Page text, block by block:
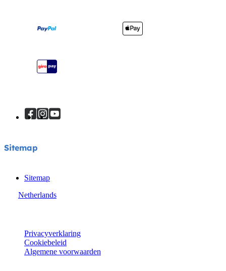
Garantie
Sitemap
Je product registreren
Sitemap
Sitemap
Netherlands
Privacyverklaring
Cookiebeleid
Algemene voorwaarden